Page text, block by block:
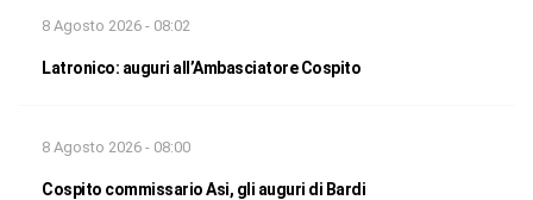
8 Agosto 2026 - 08:02
Latronico: auguri all’Ambasciatore Cospito
8 Agosto 2026 - 08:00
Cospito commissario Asi, gli auguri di Bardi